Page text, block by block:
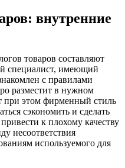
внутренние
товаров составляют
специалист, имеющий
с правилами
разместит в нужном
при этом фирменный стиль
сэкономить и сделать
к плохому качеству
несоответствия
используемого для